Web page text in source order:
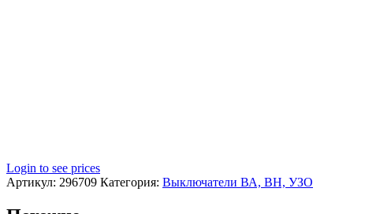
Login to see prices
Артикул: 296709 Категория: Выключатели ВА, ВН, УЗО